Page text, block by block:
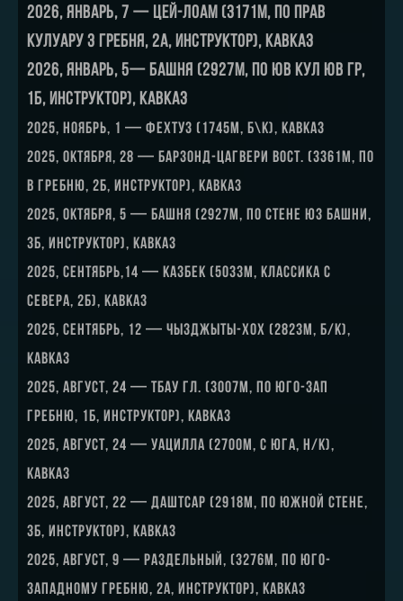
2026, январь, 7 — Цей-Лоам (3171м, по прав
кулуару з гребня, 2А, инструктор), Кавказ
2026, январь, 5— Башня (2927м, по юв кул юв гр,
1Б, инструктор), Кавказ
2025, ноябрь, 1 — Фехтуз (1745м, б\к), Кавказ
2025, октября, 28 — Барзонд-Цагвери вост. (3361м, по
в гребню, 2Б, инструктор), Кавказ
2025, октября, 5 — Башня (2927м, по стене юз башни,
3Б, инструктор), Кавказ
2025, сентябрь,14 — Казбек (5033м, классика с
севера, 2Б), Кавказ
2025, сентябрь, 12 — Чызджыты-Хох (2823м, б/к),
Кавказ
2025, август, 24 — Тбау гл. (3007м, по юго-зап
гребню, 1Б, инструктор), Кавказ
2025, август, 24 — Уацилла (2700м, с юга, н/к),
Кавказ
2025, август, 22 — Даштсар (2918м, по южной стене,
3Б, инструктор), Кавказ
2025, август, 9 — Раздельный, (3276м, по юго-
западному гребню, 2А, инструктор), Кавказ